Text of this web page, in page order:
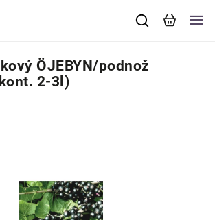
ÖJEBYN/podnož
2-3l)